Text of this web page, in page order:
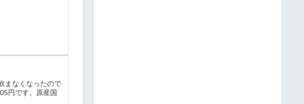
まなくなったので
円です。原産国